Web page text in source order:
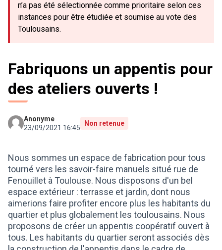
n’a pas été sélectionnée comme prioritaire selon ces
instances pour être étudiée et soumise au vote des
Toulousains.
Fabriquons un appentis pour
des ateliers ouverts !
Anonyme
23/09/2021 16:45
Non retenue
Nous sommes un espace de fabrication pour tous
tourné vers les savoir-faire manuels situé rue de
Fenouillet à Toulouse. Nous disposons d'un bel
espace extérieur : terrasse et jardin, dont nous
aimerions faire profiter encore plus les habitants du
quartier et plus globalement les toulousains. Nous
proposons de créer un appentis coopératif ouvert à
tous. Les habitants du quartier seront associés dès